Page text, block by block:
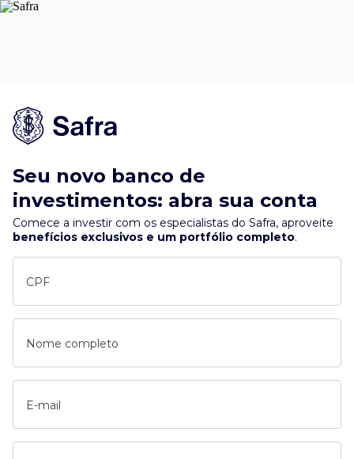
Seu novo banco de
investimentos: abra sua conta
Comece a investir com os especialistas do Safra, aproveite
benefícios exclusivos e um portfólio completo.
CPF
Nome completo
E-mail